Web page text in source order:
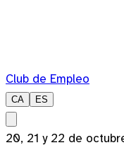
Club de Empleo
CA ES
20, 21 y 22 de